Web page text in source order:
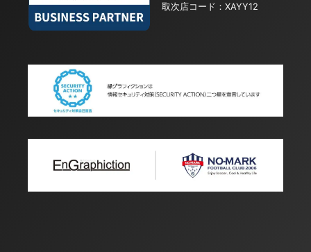
取次店コード：XAYY12